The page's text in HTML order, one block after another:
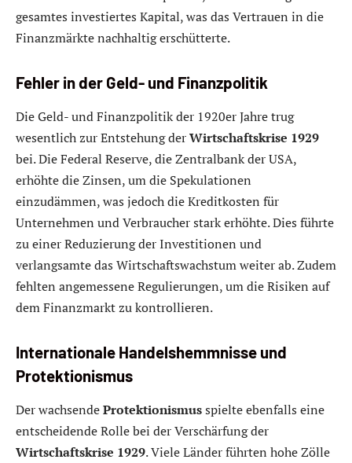
gesamtes investiertes Kapital, was das Vertrauen in die
Finanzmärkte nachhaltig erschütterte.
Fehler in der Geld- und Finanzpolitik
Die Geld- und Finanzpolitik der 1920er Jahre trug
wesentlich zur Entstehung derWirtschaftskrise 1929
bei. Die Federal Reserve, die Zentralbank der USA,
erhöhte die Zinsen, um die Spekulationen
einzudämmen, was jedoch die Kreditkosten für
Unternehmen und Verbraucher stark erhöhte. Dies führte
zu einer Reduzierung der Investitionen und
verlangsamte das Wirtschaftswachstum weiter ab. Zudem
fehlten angemessene Regulierungen, um die Risiken auf
dem Finanzmarkt zu kontrollieren.
Internationale Handelshemmnisse und
Protektionismus
Der wachsendeProtektionismusspielte ebenfalls eine
entscheidende Rolle bei der Verschärfung der
Wirtschaftskrise 1929. Viele Länder führten hohe Zölle